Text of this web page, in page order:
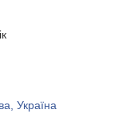
Україна